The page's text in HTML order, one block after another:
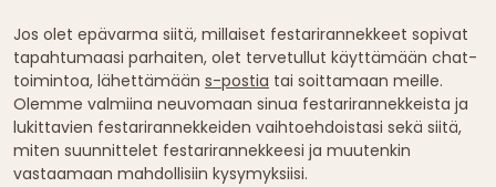
Jos olet epävarma siitä, millaiset festarirannekkeet sopivat
tapahtumaasi parhaiten, olet tervetullut käyttämään chat-
toimintoa, lähettämään s-postia tai soittamaan meille.
Olemme valmiina neuvomaan sinua festarirannekkeista ja
lukittavien festarirannekkeiden vaihtoehdoistasi sekä siitä,
miten suunnittelet festarirannekkeesi ja muutenkin
vastaamaan mahdollisiin kysymyksiisi.